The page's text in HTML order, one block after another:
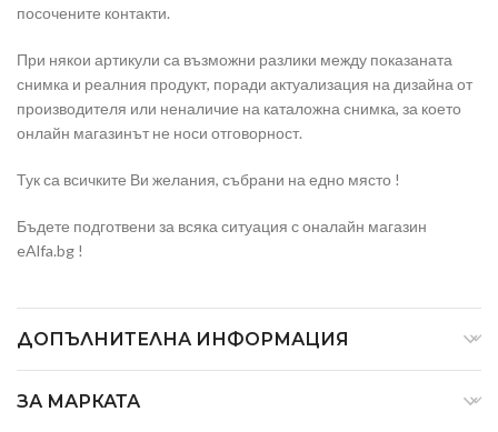
посочените контакти.
При някои артикули са възможни разлики между показаната
снимка и реалния продукт, поради актуализация на дизайна от
производителя или неналичие на каталожна снимка, за което
онлайн магазинът не носи отговорност.
Тук са всичките Ви желания, събрани на едно място !
Бъдете подготвени за всяка ситуация с оналайн магазин
eAlfa.bg !
ДОПЪЛНИТЕЛНА ИНФОРМАЦИЯ
ЗА МАРКАТА